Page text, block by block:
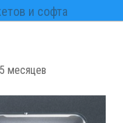
и софта
месяцев